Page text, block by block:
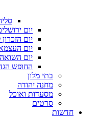
יום
יום
יום
יום
החופש
בתי מלון
מחנה יהודה
מסעדות ואוכל
סרטים
חדשות